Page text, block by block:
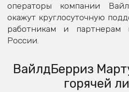
операторы компании
окажут круглосуточную
работникам и партнерам
России.
ВайлдБерриз
горячей